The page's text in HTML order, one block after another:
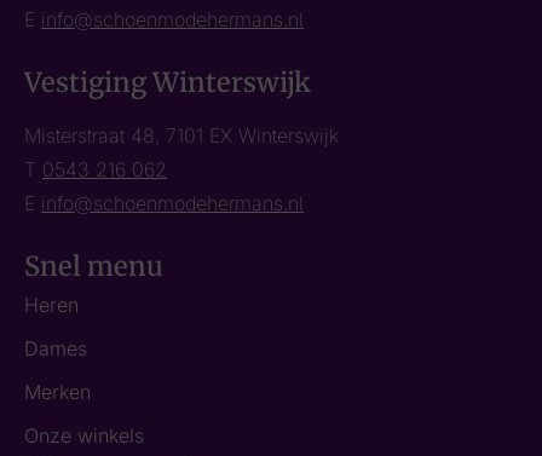
E info@schoenmodehermans.nl
Vestiging Winterswijk
Misterstraat 48, 7101 EX Winterswijk
T 0543 216 062
E info@schoenmodehermans.nl
Snel menu
Heren
Dames
Merken
Onze winkels